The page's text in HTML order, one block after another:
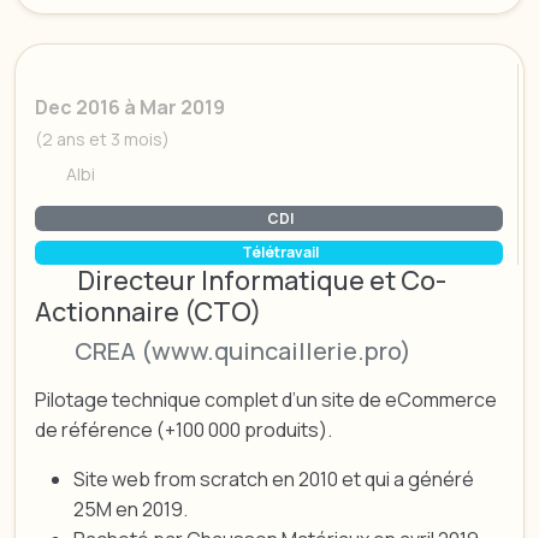
Dec 2016 à Mar 2019
(2 ans et 3 mois)
Albi
CDI
Télétravail
Directeur Informatique et Co-
Actionnaire (CTO)
CREA (www.quincaillerie.pro)
Pilotage technique complet d’un site de eCommerce
de référence (+100 000 produits).
Site web from scratch en 2010 et qui a généré
25M en 2019.